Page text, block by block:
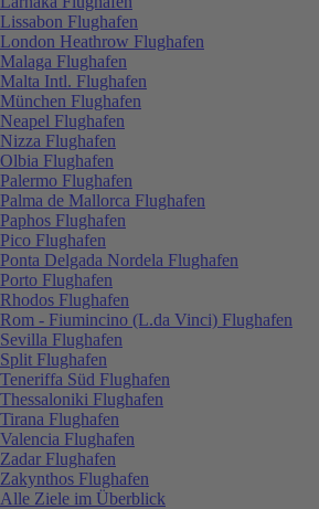
Lissabon Flughafen
London Heathrow Flughafen
Malaga Flughafen
Malta Intl. Flughafen
München Flughafen
Neapel Flughafen
Nizza Flughafen
Olbia Flughafen
Palermo Flughafen
Palma de Mallorca Flughafen
Paphos Flughafen
Pico Flughafen
Ponta Delgada Nordela Flughafen
Porto Flughafen
Rhodos Flughafen
Rom - Fiumincino (L.da Vinci) Flughafen
Sevilla Flughafen
Split Flughafen
Teneriffa Süd Flughafen
Thessaloniki Flughafen
Tirana Flughafen
Valencia Flughafen
Zadar Flughafen
Zakynthos Flughafen
Alle Ziele im Überblick